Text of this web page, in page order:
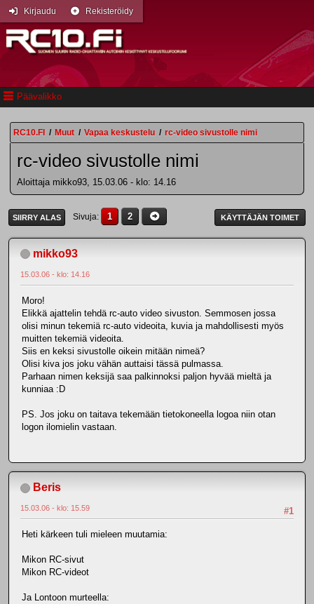
Päävalikko
Kirjaudu Rekisteröidy
RC10.FI / Muut / Vapaa keskustelu / rc-video sivustolle nimi
rc-video sivustolle nimi
Aloittaja mikko93, 15.03.06 - klo: 14.16
SIIRRY ALAS Sivuja 1 2 KÄYTTÄJÄN TOIMET
mikko93
15.03.06 - klo: 14.16
Moro!
Elikkä ajattelin tehdä rc-auto video sivuston. Semmosen jossa
olisi minun tekemiä rc-auto videoita, kuvia ja mahdollisesti myös
muitten tekemiä videoita.
Siis en keksi sivustolle oikein mitään nimeä?
Olisi kiva jos joku vähän auttaisi tässä pulmassa.
Parhaan nimen keksijä saa palkinnoksi paljon hyvää mieltä ja
kunniaa :D
PS. Jos joku on taitava tekemään tietokoneella logoa niin otan
logon ilomielin vastaan.
Beris
#1
15.03.06 - klo: 15.59
Heti kärkeen tuli mieleen muutamia:
Mikon RC-sivut
Mikon RC-videot
Ja Lontoon murteella: